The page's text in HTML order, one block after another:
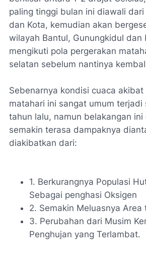
paling tinggi bulan ini diawali
dan Kota, kemudian akan
wilayah Bantul, Gunungkidul dan
mengikuti pola pergerakan
selatan sebelum nantinya
Sebenarnya kondisi cuaca akibat
matahari ini sangat umum terjadi
tahun lalu, namun belakangan ini
semakin terasa dampaknya
diakibatkan dari:
1. Berkurangnya Populasi
Sebagai penghasi Oksigen
2. Semakin Meluasnya Area
3. Perubahan dari Musim
Penghujan yang Terlambat.